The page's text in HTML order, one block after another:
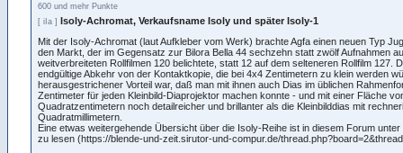
600 und mehr Punkte
[ iIa ] Isoly-Achromat, Verkaufsname Isoly und später Isoly-1
Mit der Isoly-Achromat (laut Aufkleber vom Werk) brachte Agfa einen neuen Typ
den Markt, der im Gegensatz zur Bilora Bella 44 sechzehn statt zwölf Aufnahmen
weitverbreiteten Rollfilmen 120 belichtete, statt 12 auf dem selteneren Rollfilm 127.
endgültige Abkehr von der Kontaktkopie, die bei 4x4 Zentimetern zu klein werden
herausgestrichener Vorteil war, daß man mit ihnen auch Dias im üblichen
Zentimeter für jeden Kleinbild-Diaprojektor machen konnte - und mit einer Fläche
Quadratzentimetern noch detailreicher und brillanter als die Kleinbilddias mit
Quadratmillimetern.
Eine etwas weitergehende Übersicht über die Isoly-Reihe ist in diesem Forum
zu lesen (https://blende-und-zeit.sirutor-und-compur.de/